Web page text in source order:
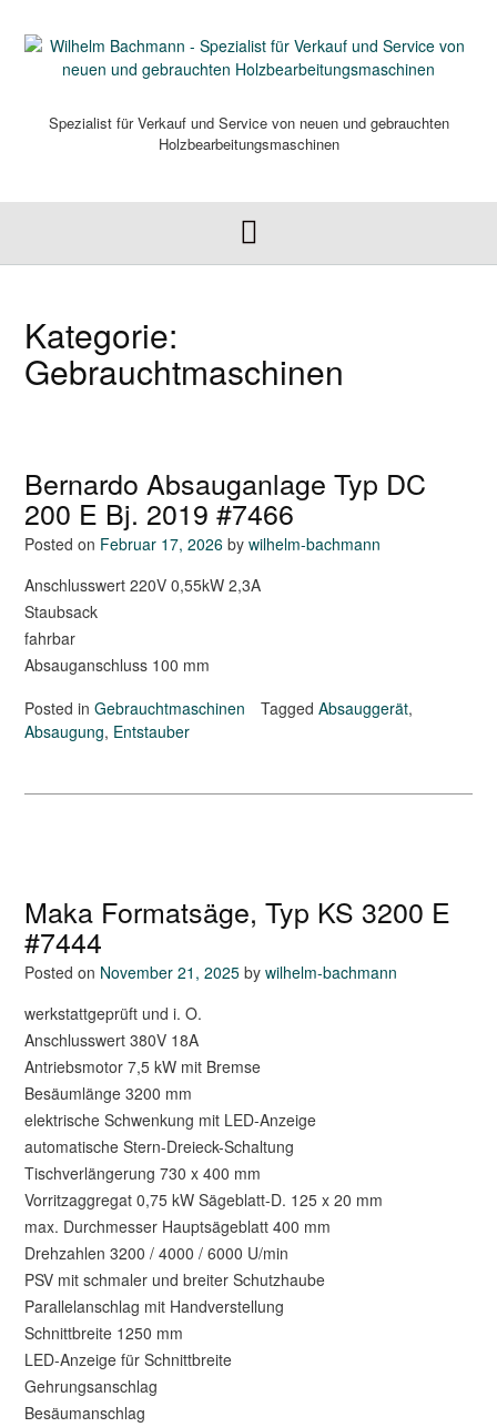
content
Spezialist für Verkauf und Service von neuen und gebrauchten
Holzbearbeitungsmaschinen
Kategorie:
Gebrauchtmaschinen
Bernardo Absauganlage Typ DC
200 E Bj. 2019 #7466
Posted on Februar 17, 2026 by wilhelm-bachmann
Anschlusswert 220V 0,55kW 2,3A
Staubsack
fahrbar
Absauganschluss 100 mm
Posted in Gebrauchtmaschinen Tagged Absauggerät,
Absaugung, Entstauber
Maka Formatsäge, Typ KS 3200 E
#7444
Posted on November 21, 2025 by wilhelm-bachmann
werkstattgeprüft und i. O.
Anschlusswert 380V 18A
Antriebsmotor 7,5 kW mit Bremse
Besäumlänge 3200 mm
elektrische Schwenkung mit LED-Anzeige
automatische Stern-Dreieck-Schaltung
Tischverlängerung 730 x 400 mm
Vorritzaggregat 0,75 kW Sägeblatt-D. 125 x 20 mm
max. Durchmesser Hauptsägeblatt 400 mm
Drehzahlen 3200 / 4000 / 6000 U/min
PSV mit schmaler und breiter Schutzhaube
Parallelanschlag mit Handverstellung
Schnittbreite 1250 mm
LED-Anzeige für Schnittbreite
Gehrungsanschlag
Besäumanschlag